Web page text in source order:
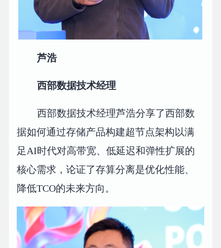
芦浩
西部数据技术经理
西部数据技术经理芦浩分享了西部数
据如何通过存储产品构建超节点架构以满
足AI时代对高带宽、低延迟和弹性扩展的
核心需求，论证了存算分离是优化性能、
降低TCO的未来方向。